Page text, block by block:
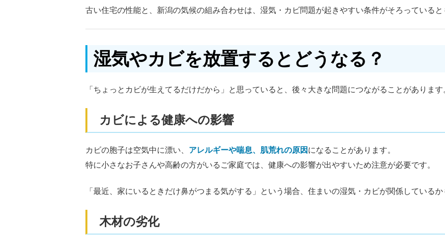
古い住宅の性能と、新潟の気候の組み合わせは、湿気・カビ問題が起きやすい条件がそろっていると
湿気やカビを放置するとどうなる？
「ちょっとカビが生えてるだけだから」と思っていると、後々大きな問題につながることがあります
カビによる健康への影響
カビの胞子は空気中に漂い、 アレルギーや喘息、肌荒れの原因 になることがあります。
特に小さなお子さんや高齢の方がいるご家庭では、健康への影響が出やすいため注意が必要です。
「最近、家にいるときだけ鼻がつまる気がする」という場合、住まいの湿気・カビが関係しているか
木材の劣化